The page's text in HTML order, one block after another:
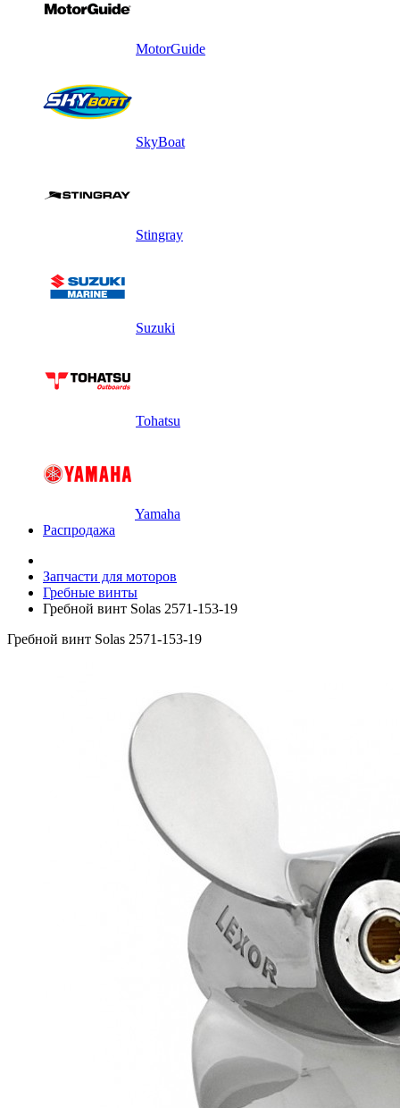
MotorGuide
SkyBoat
Stingray
Suzuki
Tohatsu
Yamaha
Распродажа
Запчасти для моторов
Гребные винты
Гребной винт Solas 2571-153-19
Гребной винт Solas 2571-153-19